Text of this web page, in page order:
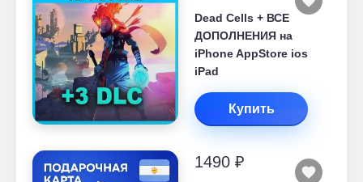
Dead Cells + ВСЕ
ДОПОЛНЕНИЯ на
iPhone AppStore ios
iPad
Купить
1490 ₽